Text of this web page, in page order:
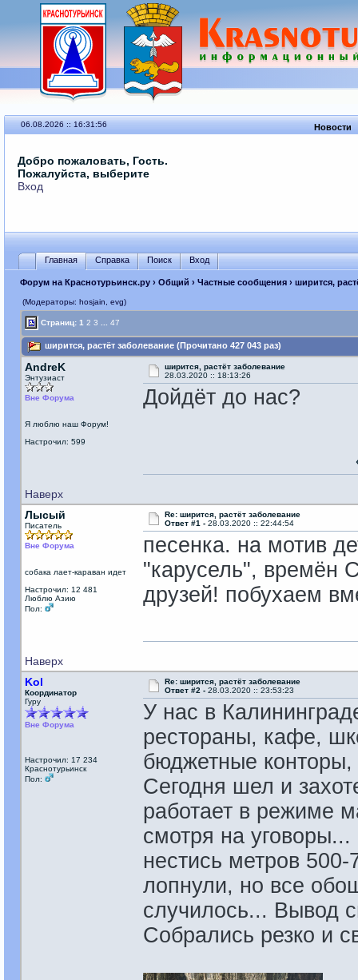
06.08.2026 :: 16:31:56 Новости
Добро пожаловать, Гость.
Пожалуйста, выберите
Вход
Главная Справка Поиск Вход
Форум на Краснотурьинск.ру› Общий › Частные сообщения› ширится,
(Модераторы: hosjain, evg)
Страниц: 1 2 3 47
ширится, растёт заболевание (Прочитано 427 043 раз)
AndreK
Энтузиаст
Вне Форума
Я люблю наш Форум!
Настрочил: 599
ширится, растёт заболевание
28.03.2020 :: 18:13:26
Дойдёт до нас?
Наверх
Лысый
Писатель
Вне Форума
собака лает-караван идет
Настрочил: 12 481
Люблю Азию
Пол:
Re: ширится, растёт заболевание
Ответ #1 - 28.03.2020 :: 22:44:54
песенка. на мотив
"карусель", времён
друзей! побухаем
Наверх
Kol
Координатор
Гуру
Вне Форума
Настрочил: 17 234
Краснотурьинск
Пол:
Re: ширится, растёт заболевание
Ответ #2 - 28.03.2020 :: 23:53:23
У нас в
рестораны, кафе,
бюджетные
Сегодня шел и
работает в режиме
смотря на
нестись метров
лопнули, но все
случилось... Вывод
Собрались резко и